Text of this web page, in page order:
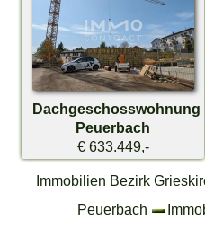
Dachgeschosswohnung
Peuerbach
€ 633.449,-
Immobilien Bezirk
Peuerbach